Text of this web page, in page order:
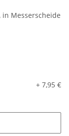
Messerscheide
+ 7,95 €